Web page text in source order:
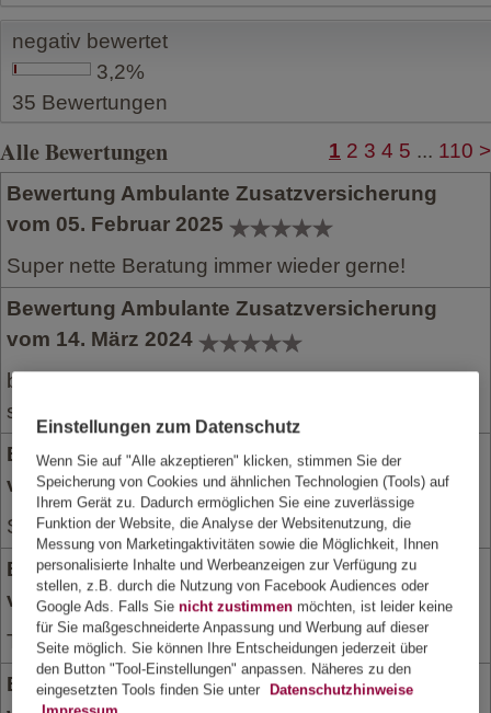
negativ bewertet
3,2%
35 Bewertungen
Alle Bewertungen 1 2 3 4 5 ... 110 >
Bewertung Ambulante Zusatzversicherung
vom 05. Februar 2025
Super nette Beratung immer wieder gerne!
Bewertung Ambulante Zusatzversicherung
vom 14. März 2024
bin zufrieden mit der brillenversicherung für meine
sohn
Bewertung Ambulante Zusatzversicherung
vom 26. September 2023
Super nette Beratung immer wieder gerne!
Bewertung Ambulante Zusatzversicherung
vom 28. Juli 2023
Top Leistungen
Bewertung Ambulante Zusatzversicherung
Einstellungen zum Datenschutz
Wenn Sie auf "Alle akzeptieren" klicken, stimmen Sie der
Speicherung von Cookies und ähnlichen Technologien (Tools) auf
Ihrem Gerät zu. Dadurch ermöglichen Sie eine zuverlässige
Funktion der Website, die Analyse der Websitenutzung, die
Messung von Marketingaktivitäten sowie die Möglichkeit, Ihnen
personalisierte Inhalte und Werbeanzeigen zur Verfügung zu
stellen, z.B. durch die Nutzung von Facebook Audiences oder
Google Ads. Falls Sienicht zustimmen möchten, ist leider keine
für Sie maßgeschneiderte Anpassung und Werbung auf dieser
Seite möglich. Sie können Ihre Entscheidungen jederzeit über
den Button "Tool-Einstellungen" anpassen. Näheres zu den
eingesetzten Tools finden Sie unter
Datenschutzhinweise